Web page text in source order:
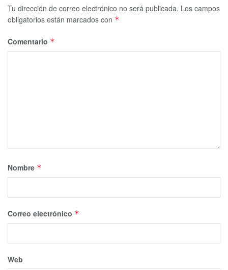
Tu dirección de correo electrónico no será publicada. Los campos
obligatorios están marcados con *
Comentario *
Nombre *
Correo electrónico *
Web